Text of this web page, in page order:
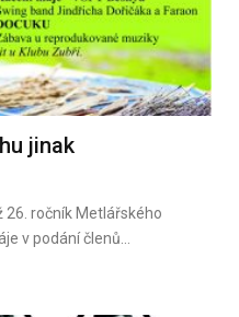
jinak
26. ročník Metlářského
v podání členů…